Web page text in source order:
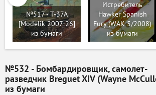
№517 - T-37A
[Modelik 2007-26]
из бумаги
Истребитель
Hawker Spanish
Fury (WAK 5/2008)
из бумаги
№532 - Бомбардировщик, самолет-
разведчик Breguet XIV (Wayne
из бумаги